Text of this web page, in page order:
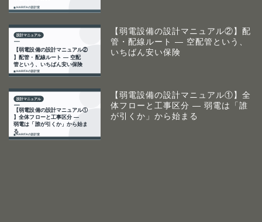
【弱電設備の設計マニュアル②】配
管・配線ルート ― 空配管という、
いちばん安い保険
【弱電設備の設計マニュアル①】全
体フローと工事区分 ― 弱電は「誰
が引くか」から始まる